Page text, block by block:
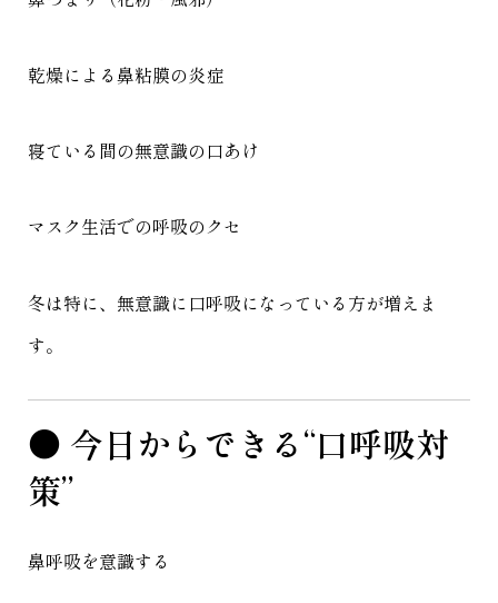
乾燥による鼻粘膜の炎症
寝ている間の無意識の口あけ
マスク生活での呼吸のクセ
冬は特に、無意識に口呼吸になっている方が増えま
す。
● 今日からできる“口呼吸対
策”
鼻呼吸を意識する